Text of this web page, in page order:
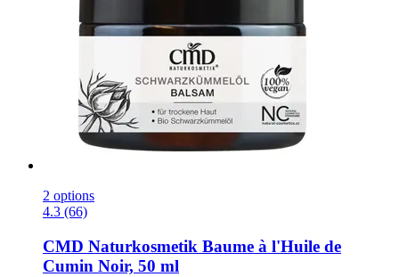
2 options
4.3 (66)
CMD Naturkosmetik Baume à l'Huile de
Cumin Noir, 50 ml